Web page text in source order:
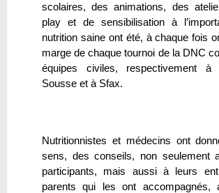
scolaires, des animations, des
play et de sensibilisation à
nutrition saine ont été, à chaque fois
marge de chaque tournoi de la DNC
équipes civiles, respectivement à
Sousse et à Sfax.
Nutritionnistes et médecins ont
sens, des conseils, non seulement
participants, mais aussi à leurs
parents qui les ont accompagnés,